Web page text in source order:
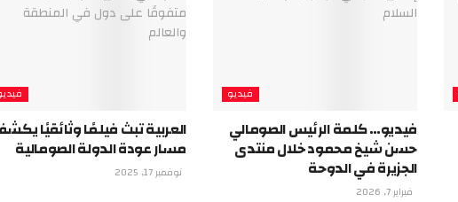
فيديو
فيديو… كلمة الرئيس الصومالي
حسن شيخ محمود خلال منتدى
الجزيرة في الدوحة
فبراير 7, 2026
العربية تبث فيلمًا وثائقيًا
مسار عودة الدولة الصومالية
نوفمبر 17, 2025